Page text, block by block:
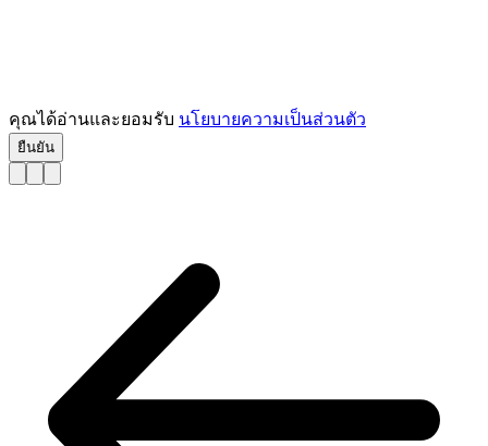
คุณได้อ่านและยอมรับ นโยบายความเป็นส่วนตัว
ยืนยัน